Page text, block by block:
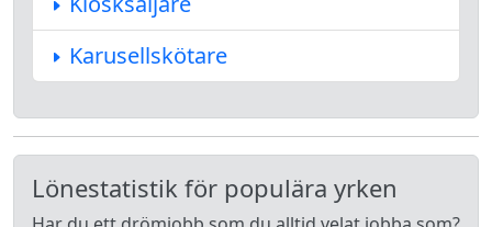
Karusellskötare
Lönestatistik för populära yrken